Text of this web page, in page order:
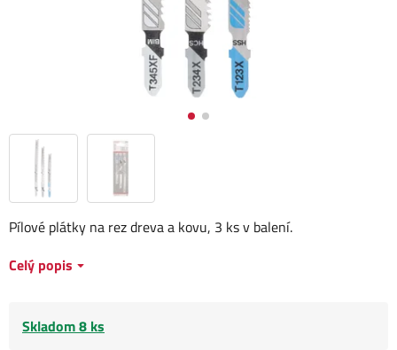
Pílové plátky na rez dreva a kovu, 3 ks v balení.
Celý popis
Skladom 8 ks